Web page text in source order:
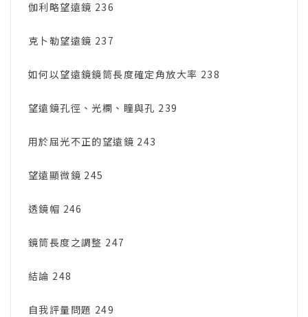
伽利略望遠鏡 236
克卜勒望遠鏡 237
如何以望遠鏡鏡筒長度確定角放大率 238
望遠鏡孔徑、光欄、瞳與孔 239
用於屈光不正的望遠鏡 243
望遠顯微鏡 245
透鏡帽 246
鏡筒長度之調整 247
結論 248
自我評量問題 249